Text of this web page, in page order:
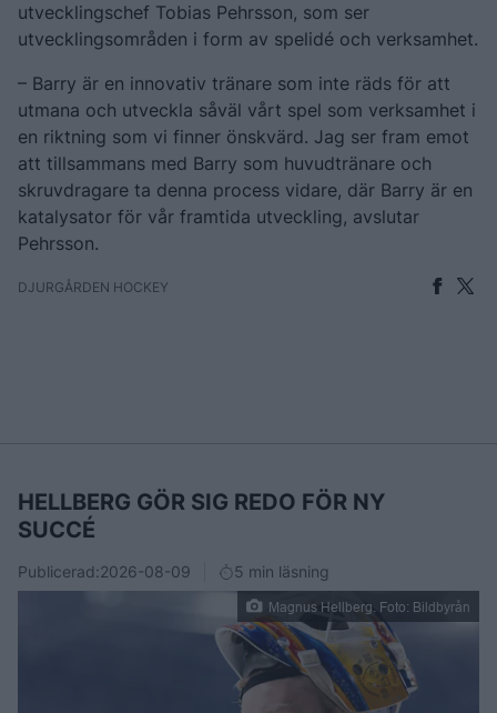
utvecklingschef Tobias Pehrsson, som ser
utvecklingsområden i form av spelidé och verksamhet.
– Barry är en innovativ tränare som inte räds för att
utmana och utveckla såväl vårt spel som verksamhet i
en riktning som vi finner önskvärd. Jag ser fram emot
att tillsammans med Barry som huvudtränare och
skruvdragare ta denna process vidare, där Barry är en
katalysator för vår framtida utveckling, avslutar
Pehrsson.
DJURGÅRDEN HOCKEY
HELLBERG GÖR SIG REDO FÖR NY
SUCCÉ
Publicerad:2026-08-09 5 min läsning
Magnus Hellberg. Foto: Bildbyrån